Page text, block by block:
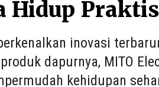
Hidup
inovasi
dapurnya, MITO
kehidupan